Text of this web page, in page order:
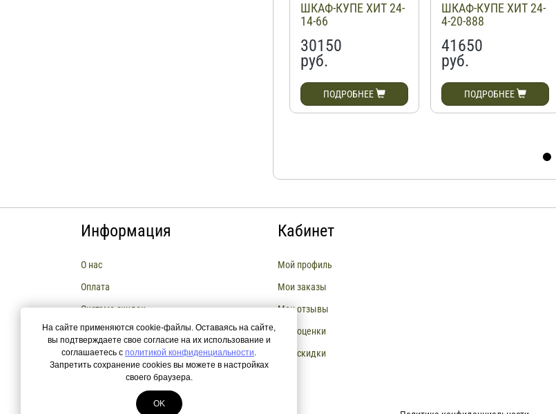
ШКАФ-КУПЕ ХИТ 24-
14-66
30150
руб.
ПОДРОБНЕЕ
ШКАФ-КУПЕ ХИТ 24-
4-20-888
41650
руб.
ПОДРОБНЕЕ
Информация
О нас
Оплата
Система скидок
Сборка мебели
Возврат и Обмен товара
РАССРОЧКА И КРЕДИТЫ
Кабинет
Мой профиль
Мои заказы
Мои отзывы
Мои оценки
Мои скидки
На сайте применяются cookie-файлы. Оставаясь на сайте,
вы подтверждаете свое согласие на их использование и
соглашаетесь с политикой конфиденциальности.
Запретить сохранение cookies вы можете в настройках
своего браузера.
OK